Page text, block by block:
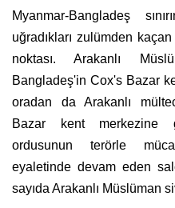
Myanmar-Bangladeş
uğradıkları zulümden
noktası. Arakanlı
Bangladeş'in Cox's Bazar
oradan da Arakanlı
Bazar kent merkezine
ordusunun terörle
eyaletinde devam eden
sayıda Arakanlı Müslüman